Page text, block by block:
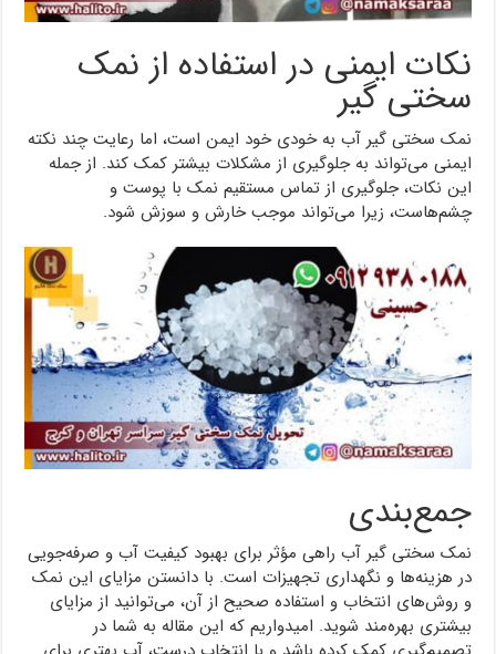
نکات ایمنی در استفاده از نمک
سختی گیر
نمک سختی گیر آب به خودی خود ایمن است، اما رعایت چند نکته
ایمنی می‌تواند به جلوگیری از مشکلات بیشتر کمک کند. از جمله
این نکات، جلوگیری از تماس مستقیم نمک با پوست و
چشم‌هاست، زیرا می‌تواند موجب خارش و سوزش شود.
جمع‌بندی
نمک سختی گیر آب راهی مؤثر برای بهبود کیفیت آب و صرفه‌جویی
در هزینه‌ها و نگهداری تجهیزات است. با دانستن مزایای این نمک
و روش‌های انتخاب و استفاده صحیح از آن، می‌توانید از مزایای
بیشتری بهره‌مند شوید. امیدواریم که این مقاله به شما در